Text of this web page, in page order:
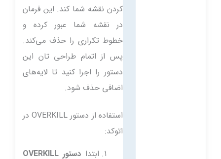
کردن نقشه شما کند. این فرمان
در نقشه شما عبور کرده و
خطوط تکراری را حذف می‌کند.
پس از اتمام طراحی تان این
دستور را اجرا کنید تا لایه‌های
اضافی حذف شود.
استفاده از دستور OVERKILL در
اتوکد:
ابتدا دستور OVERKILL